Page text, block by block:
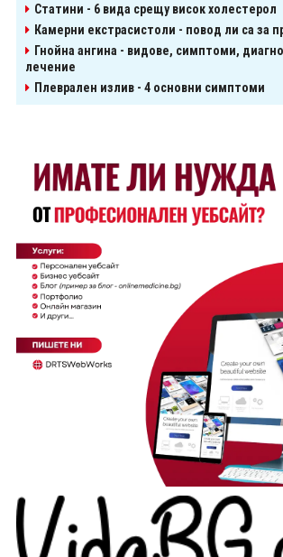
Статини - 6 вида срещу висок холестерол
Камерни екстрасистоли - повод ли са за
Гнойна ангина - видове, симптоми,
лечение
Плеврален излив - 4 основни симптоми